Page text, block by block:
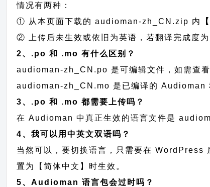
情况有两种：
① 从本页面下载的 audioman-zh_CN.zip 内
② 上传后未生效或依旧为英语，若翻译完成度为
2、.po 和 .mo 有什么区别？
audioman-zh_CN.po 是可编辑文件，如需查看
audioman-zh_CN.mo 是已编译的 Audioman
3、.po 和 .mo 都需要上传吗？
在 Audioman 中真正生效的语言文件是
4、我可以用中英文双语吗？
当然可以，要切换语言，只需要在 WordPress
置为【简体中文】时生效。
5、Audioman 语言包会过时吗？